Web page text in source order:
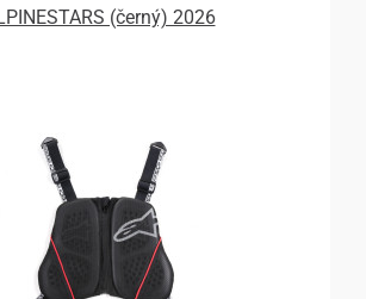
(černý) 2026